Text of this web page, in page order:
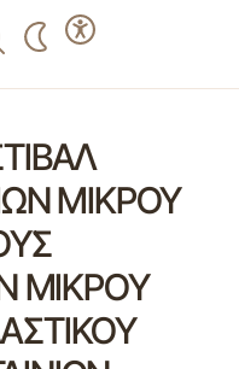
ΜΙΚΡΟΥ
ΜΙΚΡΟΥ